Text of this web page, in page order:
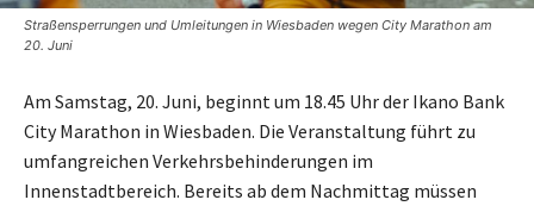
Straßensperrungen und Umleitungen in Wiesbaden wegen City Marathon am
20. Juni
Am Samstag, 20. Juni, beginnt um 18.45 Uhr der Ikano Bank
City Marathon in Wiesbaden. Die Veranstaltung führt zu
umfangreichen Verkehrsbehinderungen im
Innenstadtbereich. Bereits ab dem Nachmittag müssen